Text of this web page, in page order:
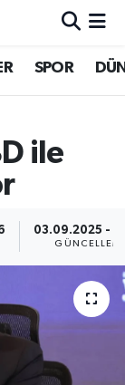
SPOR
ile
03.09.2025 -